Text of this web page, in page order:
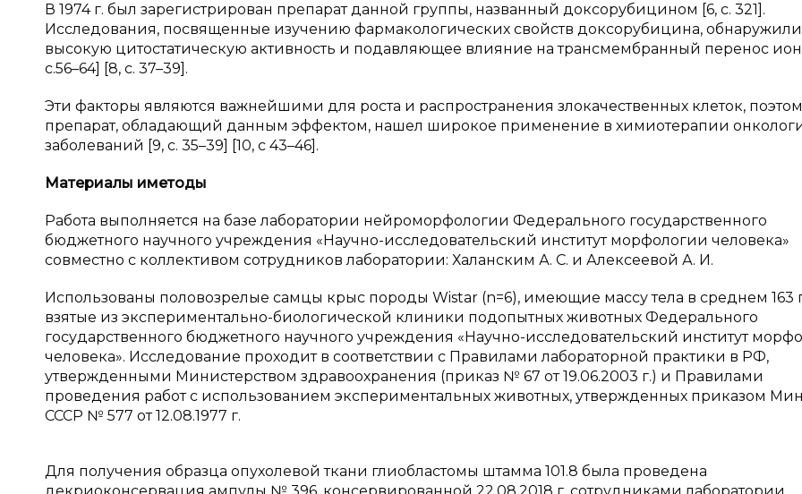
В 1974 г. был зарегистрирован препарат данной группы, названный доксорубицином [6, с. 321].
Исследования, посвященные изучению фармакологических свойств доксорубицина, обнаружили
высокую цитостатическую активность и подавляющее влияние на трансмембранный перенос
с.56–64] [8, с. 37–39].
Эти факторы являются важнейшими для роста и распространения злокачественных клеток,
препарат, обладающий данным эффектом, нашел широкое применение в химиотерапии
заболеваний [9, с. 35–39] [10, с 43–46].
Материалы иметоды
Работа выполняется на базе лаборатории нейроморфологии Федерального государственного
бюджетного научного учреждения «Научно-исследовательский институт морфологии человека»
совместно с коллективом сотрудников лаборатории: Халанским А. С. и Алексеевой А. И.
Использованы половозрелые самцы крыс породы Wistar (n=6), имеющие массу тела в среднем 163
взятые из экспериментально-биологической клиники подопытных животных Федерального
государственного бюджетного научного учреждения «Научно-исследовательский институт
человека». Исследование проходит в соответствии с Правилами лабораторной практики в РФ,
утвержденными Министерством здравоохранения (приказ № 67 от 19.06.2003 г.) и Правилами
проведения работ с использованием экспериментальных животных, утвержденных приказом
СССР № 577 от 12.08.1977 г.
Для получения образца опухолевой ткани глиобластомы штамма 101.8 была проведена